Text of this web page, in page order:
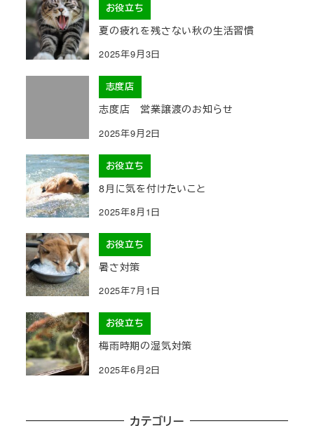
お役立ち
夏の疲れを残さない秋の生活習慣
2025年9月3日
志度店
志度店 営業譲渡のお知らせ
2025年9月2日
お役立ち
8月に気を付けたいこと
2025年8月1日
お役立ち
暑さ対策
2025年7月1日
お役立ち
梅雨時期の湿気対策
2025年6月2日
カテゴリー